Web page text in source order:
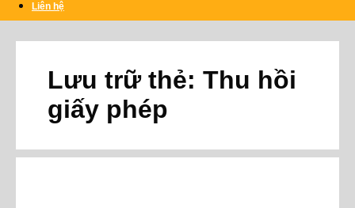
Liên hệ
Lưu trữ thẻ: Thu hồi
giấy phép